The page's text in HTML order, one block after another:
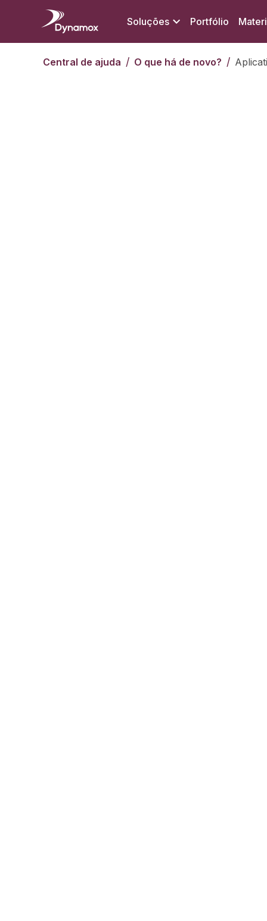
Soluções Portfólio
Central de ajuda / O que há de novo? /